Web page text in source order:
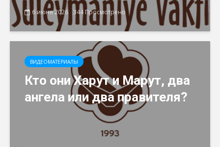
6 июня 2026 344 Просмотрено
ВИДЕОМАТЕРИАЛЫ
Кто они Харут и Марут, два
ангела или два правителя?